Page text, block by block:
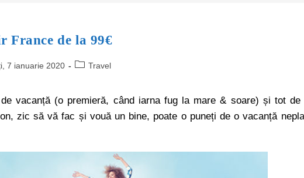
France de la 99€
7 ianuarie 2020 Travel
vacanță (o premieră, când iarna fug la mare & soare) și tot
zic să vă fac și vouă un bine, poate o puneți de o vacanță